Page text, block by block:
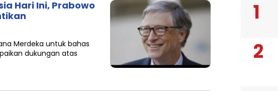
Hari Ini, Prabowo
Merdeka untuk bahas
dukungan atas